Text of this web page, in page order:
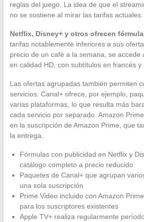
reglas del juego. La idea de que el
no se sostiene al mirar las tarifas actuales.
Netflix, Disney+ y otros ofrecen
tarifas notablemente inferiores a sus
precio de un café a la semana, se accede
en calidad HD, con subtítulos en francés y
Las ofertas agrupadas también permiten
servicios. Canal+ ofrece, por ejemplo,
varias plataformas, lo que resulta más
cada servicio por separado. Amazon
en la suscripción de Amazon Prime, que
la entrega.
Fórmulas con publicidad en Netflix y
catálogo completo a precio reducido
Paquetes de Canal+ que agrupan
una sola suscripción
Prime Video incluido con Amazon
para los suscriptores existentes
Apple TV+ realiza regularmente